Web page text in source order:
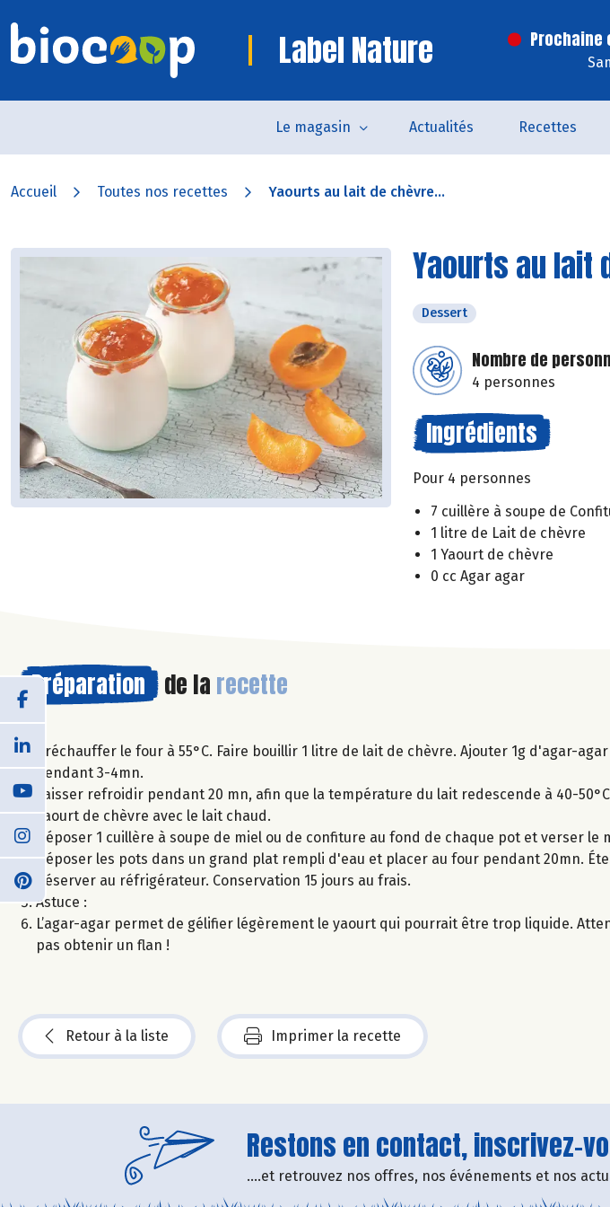
Label Nature Prochaine
Le magasin Actualités Recettes
Accueil Toutes nos recettes Yaourts au lait de chèvre...
Yaourts au lait
Dessert
Nombre de
4 personnes
Ingrédients
Pour 4 personnes
7 cuillère à soupe de
1 litre de Lait de chèvre
1 Yaourt de chèvre
0 cc Agar agar
Préparation de la recette
Préchauffer le four à 55°C. Faire bouillir 1 litre de lait de chèvre. Ajouter 1g d'agar-
pendant 3-4mn.
Laisser refroidir pendant 20 mn, afin que la température du lait redescende à 40-
yaourt de chèvre avec le lait chaud.
Déposer 1 cuillère à soupe de miel ou de confiture au fond de chaque pot et verser le
Déposer les pots dans un grand plat rempli d'eau et placer au four pendant 20mn.
Réserver au réfrigérateur. Conservation 15 jours au frais.
Astuce :
L’agar-agar permet de gélifier légèrement le yaourt qui pourrait être trop liquide.
pas obtenir un flan !
Retour à la liste Imprimer la recette
Restons en contact, inscrivez-
....et retrouvez nos offres, nos événements et nos